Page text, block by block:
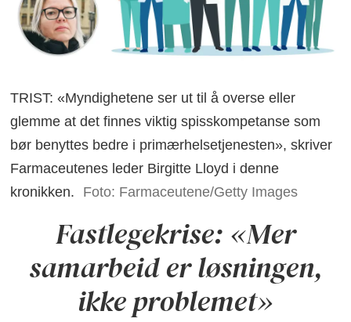
TRIST: «Myndighetene ser ut til å overse eller
glemme at det finnes viktig spisskompetanse som
bør benyttes bedre i primærhelsetjenesten», skriver
Farmaceutenes leder Birgitte Lloyd i denne
kronikken.
Foto: Farmaceutene/Getty Images
Fastlegekrise: «Mer
samarbeid er løsningen,
ikke problemet»